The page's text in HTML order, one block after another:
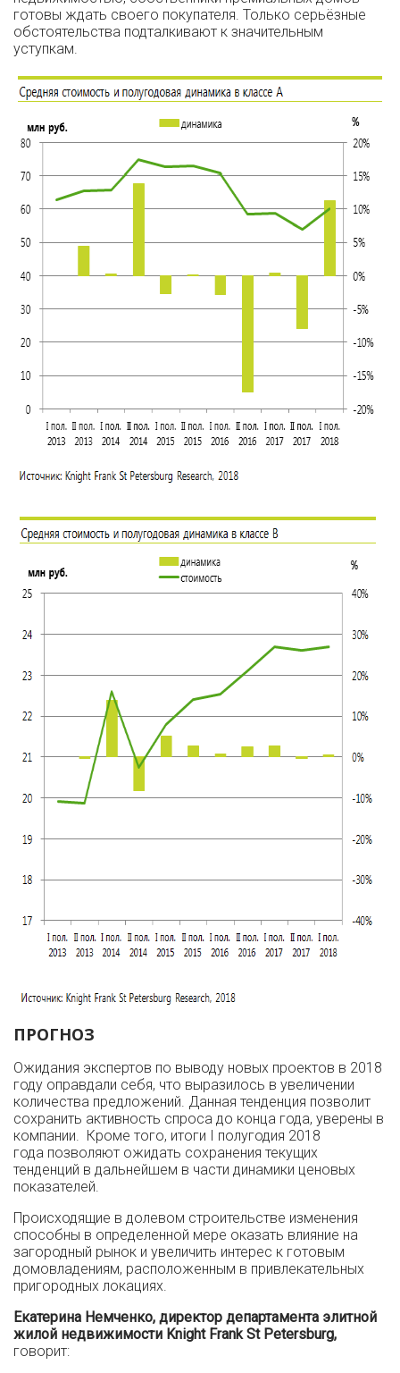
готовы ждать своего покупателя. Только серьёзные
обстоятельства подталкивают к значительным
уступкам.
ПРОГНОЗ
Ожидания экспертов по выводу новых проектов в 2018
году оправдали себя, что выразилось в увеличении
количества предложений. Данная тенденция позволит
сохранить активность спроса до конца года, уверены в
компании. Кроме того, итоги I полугодия 2018
года позволяют ожидать сохранения текущих
тенденций в дальнейшем в части динамики ценовых
показателей.
Происходящие в долевом строительстве изменения
способны в определенной мере оказать влияние на
загородный рынок и увеличить интерес к готовым
домовладениям, расположенным в привлекательных
пригородных локациях.
Екатерина Немченко, директор департамента элитной
жилой недвижимости Knight Frank St Petersburg,
говорит: